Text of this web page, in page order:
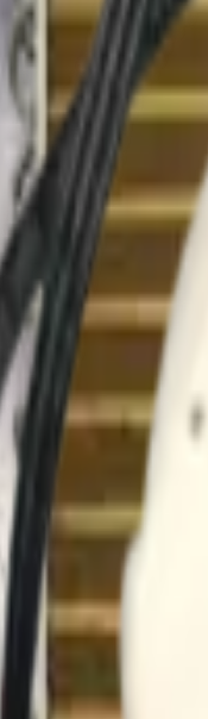
Blanca,Repuestos/
original para aire
equipos HVAC LG.
Añadir al Carrito
Para
es un repuesto
entre tableros